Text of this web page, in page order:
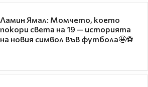
Ламин Ямал: Момчето, което
покори света на 19 — историята
на новия символ във футбола🤩⚽